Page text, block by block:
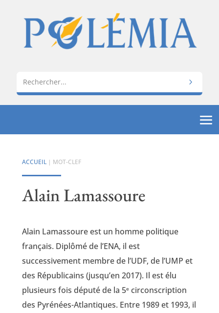
ACCUEIL| MOT-CLEF
Alain Lamassoure
Alain Lamassoure est un homme politique
français. Diplômé de l’ENA, il est
successivement membre de l’UDF, de l’UMP et
des Républicains (jusqu’en 2017). Il est élu
plusieurs fois député de la 5ecirconscription
des Pyrénées-Atlantiques. Entre 1989 et 1993, il